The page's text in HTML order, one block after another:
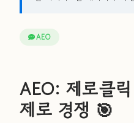
AEO
AEO: 제로클
제로 경쟁 🎯